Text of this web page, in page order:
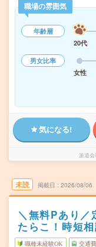
職場の雰囲気
年齢層
20代
男女比率
女性
気になる!
派遣会
未読 掲載日 2026/08/06
＼無料Pあり／
たらこ！時短
職種未経験OK 交通